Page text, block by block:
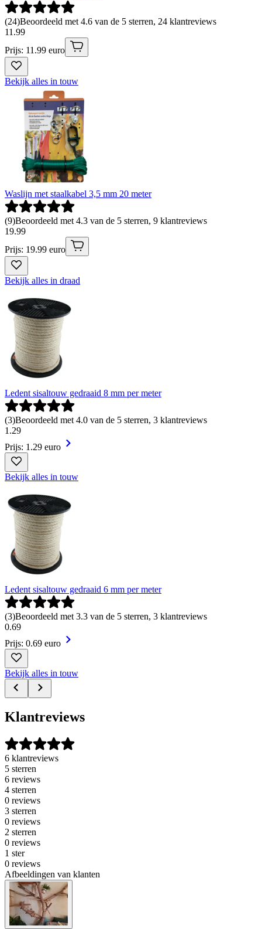
(24)Beoordeeld met 4.6 van de 5 sterren, 24 klantreviews
11 .99
Prijs: 11.99 euro
Bekijk alles in touw
Waslijn met staalkabel 3,5 mm 20 meter
(9)Beoordeeld met 4.3 van de 5 sterren, 9 klantreviews
19.99
Prijs: 19.99 euro
Bekijk alles in draad
Ledent sisaltouw gedraaid 8 mm per meter
(3)Beoordeeld met 4.0 van de 5 sterren, 3 klantreviews
1 .29
Prijs: 1.29 euro
Bekijk alles in touw
Ledent sisaltouw gedraaid 6 mm per meter
(3)Beoordeeld met 3.3 van de 5 sterren, 3 klantreviews
0.69
Prijs: 0.69 euro
Bekijk alles in touw
Klantreviews
6 klantreviews
5 sterren
6 reviews
4 sterren
0 reviews
3 sterren
0 reviews
2 sterren
0 reviews
1 ster
0 reviews
Afbeeldingen van klanten